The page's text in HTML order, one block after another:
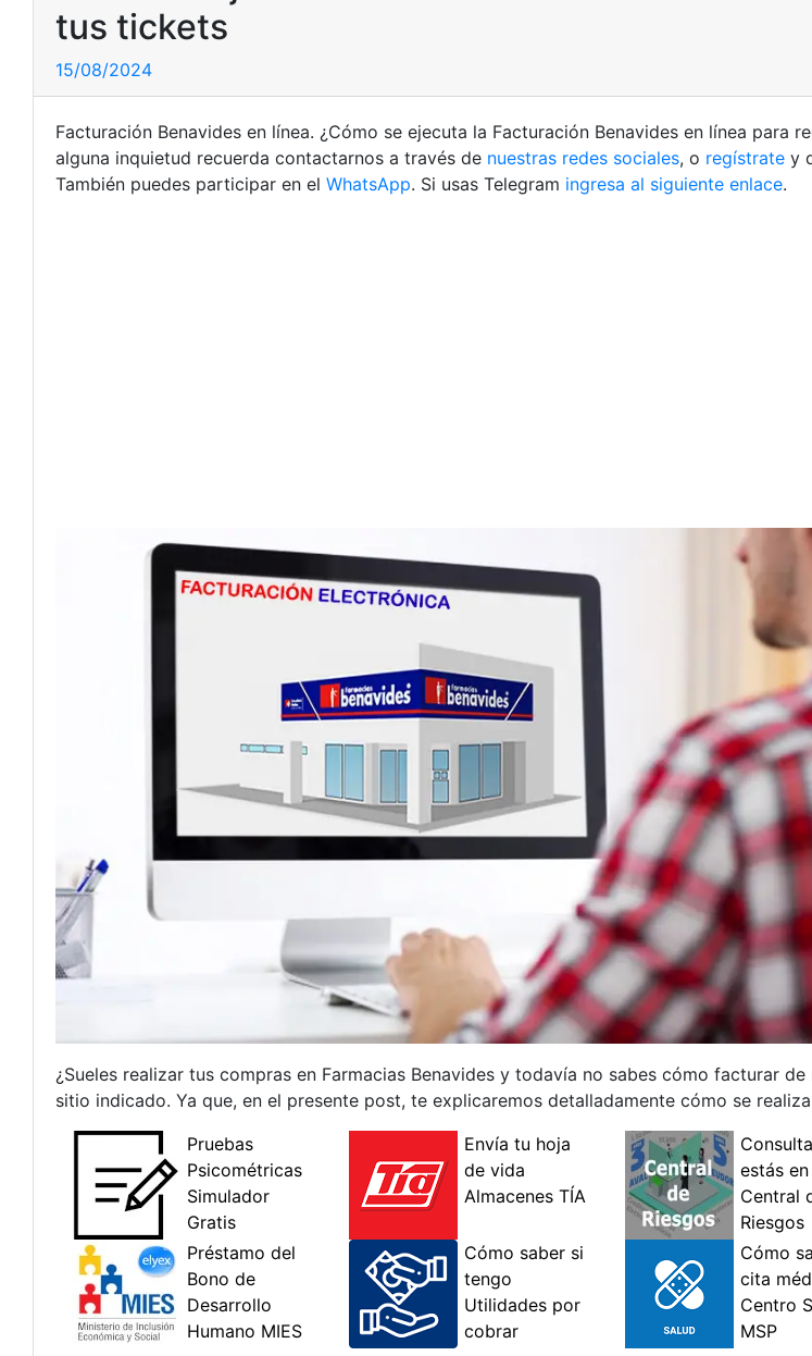
tus tickets
15/08/2024
Facturación Benavides en línea. ¿Cómo se ejecuta la Facturación Benavides en línea para
alguna inquietud recuerda contactarnos a través de nuestras redes sociales, o regístrate y
También puedes participar en el WhatsApp. Si usas Telegram ingresa al siguiente enlace.
¿Sueles realizar tus compras en Farmacias Benavides y todavía no sabes cómo facturar
sitio indicado. Ya que, en el presente post, te explicaremos detalladamente cómo se